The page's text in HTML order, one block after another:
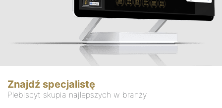
Znajdź specjalistę
Plebiscyt skupia najlepszych w branży